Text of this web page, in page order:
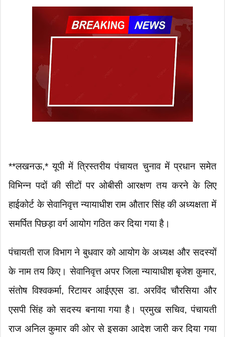
**लखनऊ,* यूपी में त्रिस्तरीय पंचायत चुनाव में प्रधान समेत
विभिन्न पदों की सीटों पर ओबीसी आरक्षण तय करने के लिए
हाईकोर्ट के सेवानिवृत्त न्यायाधीश राम औतार सिंह की अध्यक्षता में
समर्पित पिछड़ा वर्ग आयोग गठित कर दिया गया है।
पंचायती राज विभाग ने बुधवार को आयोग के अध्यक्ष और सदस्यों
के नाम तय किए। सेवानिवृत्त अपर जिला न्यायाधीश बृजेश कुमार,
संतोष विश्वकर्मा, रिटायर आईएएस डा. अरविंद चौरसिया और
एसपी सिंह को सदस्य बनाया गया है। प्रमुख सचिव, पंचायती
राज अनिल कुमार की ओर से इसका आदेश जारी कर दिया गया